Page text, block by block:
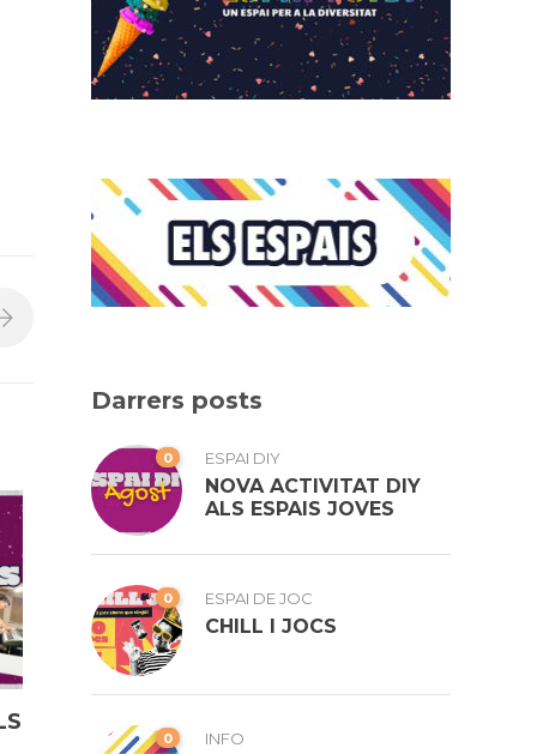
Darrers posts
0 ESPAI DIY
NOVA ACTIVITAT DIY
ALS ESPAIS JOVES
0 ESPAI DE JOC
CHILL I JOCS
0 INFO